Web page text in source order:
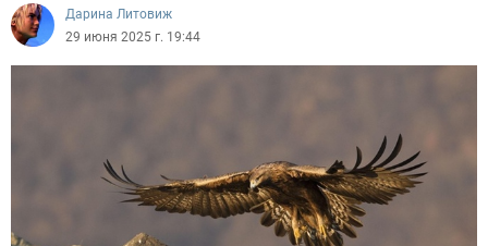
Дарина Литовиж
29 июня 2025 г. 19:44